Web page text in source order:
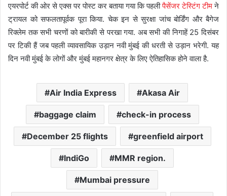
एयरपोर्ट की ओर से एक्स पर पोस्ट कर बताया गया कि पहलीपैसेंजर टेस्टिंग टीमने
ट्रायल को सफलतापूर्वक पूरा किया. चेक इन से सुरक्षा जांच बोर्डिंग और बैगेज
रिक्लेम तक सभी चरणों को बारीकी से परखा गया. अब सभी की निगाहें 25 दिसंबर
पर टिकी हैं जब पहली व्यावसायिक उड़ान नवी मुंबई की धरती से उड़ान भरेगी. यह
दिन नवी मुंबई के लोगों और मुंबई महानगर क्षेत्र के लिए ऐतिहासिक होने वाला है.
Air India Express Akasa Air
baggage claim check-in process
December 25 flights greenfield airport
IndiGo MMR region.
Mumbai pressure